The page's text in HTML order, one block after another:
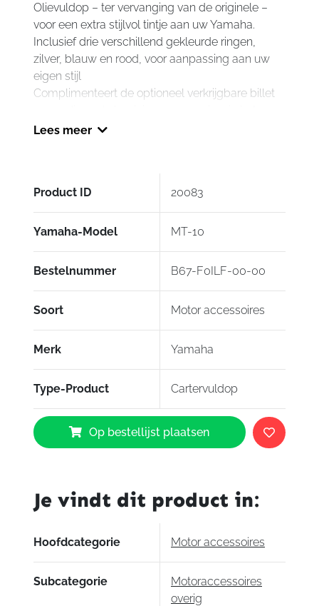
Olievuldop – ter vervanging van de originele –
voor een extra stijlvol tintje aan uw Yamaha.
Inclusief drie verschillend gekleurde ringen,
zilver, blauw en rood, voor aanpassing aan uw
eigen stijl
Complimenteert de optioneel verkrijgbare billet
assortiment
Lees meer
Product ID 20083
Yamaha-Model MT-10
Bestelnummer B67-F0ILF-00-00
Soort Motor accessoires
Merk Yamaha
Type-Product Cartervuldop
Yamaha
Cartervuldop
MT-
Op bestellijst plaatsen
Je vindt dit product in:
Hoofdcategorie Motor accessoires
Subcategorie
Motoraccessoires
overig